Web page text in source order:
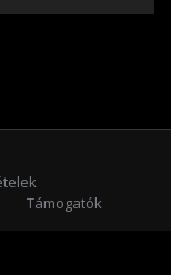
Támogatók